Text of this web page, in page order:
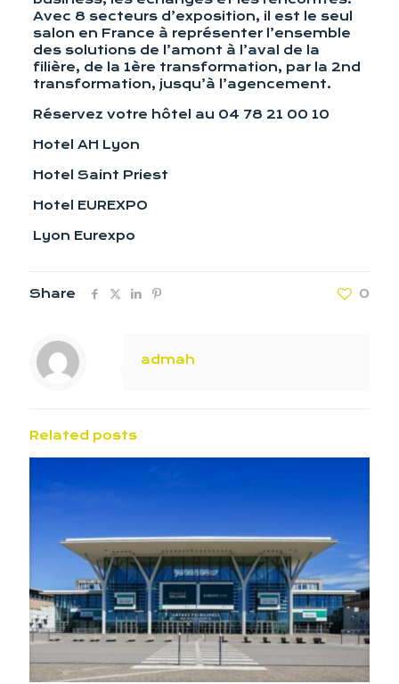
Avec 8 secteurs d’exposition, il est le seul
salon en France à représenter l’ensemble
des solutions de l’amont à l’aval de la
filière, de la 1ère transformation, par la 2nd
transformation, jusqu’à l’agencement.
Réservez votre hôtel au 04 78 21 00 10
Hotel AH Lyon
Hotel Saint Priest
Hotel EUREXPO
Lyon Eurexpo
Share 0
admah
Related posts